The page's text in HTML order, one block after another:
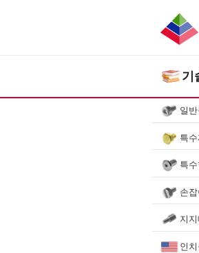
기
일
특
특
손
지지
인